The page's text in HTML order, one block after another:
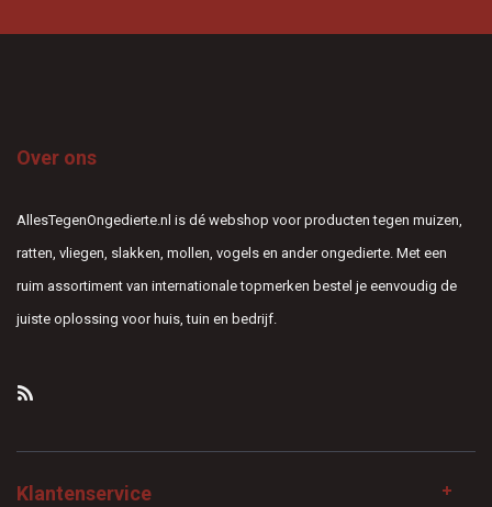
Over ons
AllesTegenOngedierte.nl is dé webshop voor producten tegen muizen,
ratten, vliegen, slakken, mollen, vogels en ander ongedierte. Met een
ruim assortiment van internationale topmerken bestel je eenvoudig de
juiste oplossing voor huis, tuin en bedrijf.
Klantenservice